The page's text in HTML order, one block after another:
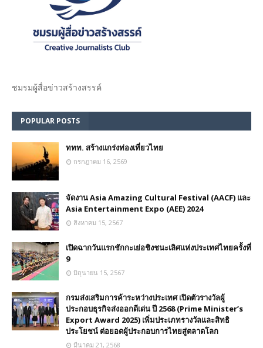
ชมรม​ผู้สื่อข่าวสร้างสรรค์​
POPULAR POSTS
ททท. สร้างแกร่งท่องเที่ยวไทย
กรกฎาคม 16, 2569
จัดงาน Asia Amazing Cultural Festival (AACF) และ
Asia Entertainment Expo (AEE) 2024
สิงหาคม 15, 2567
เปิดฉากวันแรกชักกะเย่อชิงชนะเลิศแห่งประเทศไทยครั้งที่
9
มิถุนายน 15, 2567
กรมส่งเสริมการค้าระหว่างประเทศ เปิดตัวรางวัลผู้
ประกอบธุรกิจส่งออกดีเด่น ปี 2568 (Prime Minister’s
Export Award 2025) เพิ่มประเภทรางวัลและสิทธิ
ประโยชน์ ต่อยอดผู้ประกอบการไทยสู่ตลาดโลก
มีนาคม 21, 2568